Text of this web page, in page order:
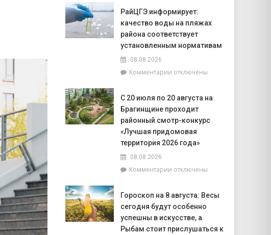
РайЦГЭ информирует:
качество воды на пляжах
района соответствует
установленным нормативам
08.08.2026
Комментариик
информирует:
качество
воды
на
пляжах
района
установленным
отключены
С 20 июля по 20 августа на
Брагинщине проходит
районный смотр-конкурс
«Лучшая придомовая
территория 2026 года»
08.08.2026
Комментариик
20
июля
по
20
отключены
Гороскоп на 8 августа: Весы
сегодня будут особенно
успешны в искусстве, а
Рыбам стоит прислушаться к